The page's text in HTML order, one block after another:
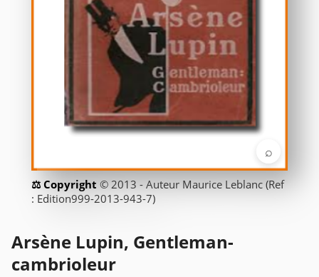
⌕
© 2013 - Auteur Maurice Leblanc (Ref
: Edition999-2013-943-7)
Arsène Lupin, Gentleman-
cambrioleur